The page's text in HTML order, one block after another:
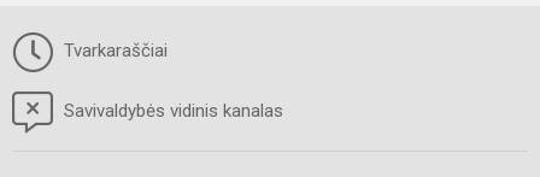
Tvarkaraščiai
Savivaldybės vidinis kanalas